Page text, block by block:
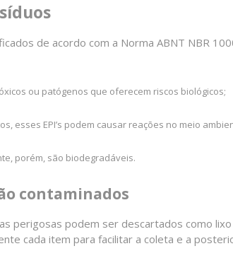
de acordo com a Norma ABNT NBR
ou patógenos que oferecem riscos biológicos;
esses EPI’s podem causar reações no meio
porém, são biodegradáveis.
contaminados
perigosas podem ser descartados como
cada item para facilitar a coleta e a